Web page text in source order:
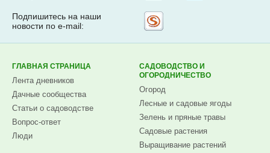
Подпишитесь на наши
новости по e-mail:
ГЛАВНАЯ СТРАНИЦА
Лента дневников
Дачные сообщества
Статьи о садоводстве
Вопрос-ответ
Люди
САДОВОДСТВО И
ОГОРОДНИЧЕСТВО
Огород
Лесные и садовые ягоды
Зелень и пряные травы
Садовые растения
Выращивание растений